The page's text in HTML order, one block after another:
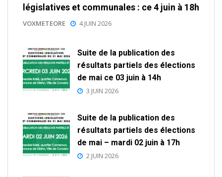
législatives et communales : ce 4 juin à 18h
VOXMETEORE 4 JUIN 2026
Suite de la publication des
résultats partiels des élections
de mai ce 03 juin à 14h
3 JUIN 2026
Suite de la publication des
résultats partiels des élections
de mai – mardi 02 juin à 17h
2 JUIN 2026